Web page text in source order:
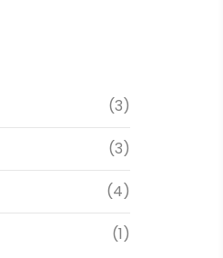
(3)
(3)
(4)
(1)